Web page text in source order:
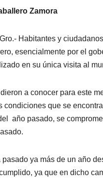
Zamora
Habitantes y
esencialmente por el
en su única visita al
a conocer para este
condiciones que se
año pasado, se
pasado ya más de un año
ya que en dicho